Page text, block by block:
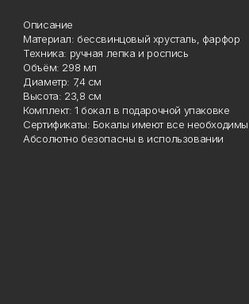
Описание
Материал: бессвинцовый хрусталь, фарфор
Техника: ручная лепка и роспись
Объём: 298 мл
Диаметр: 7,4 см
Высота: 23,8 см
Комплект: 1 бокал в подарочной упаковке
Сертификаты: Бокалы имеют все
Абсолютно безопасны в использовании